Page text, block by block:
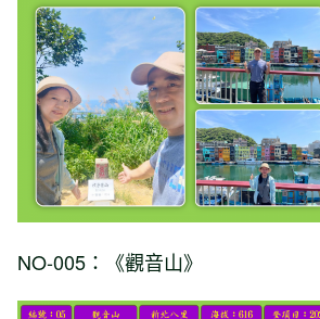
NO-005：《觀音山》